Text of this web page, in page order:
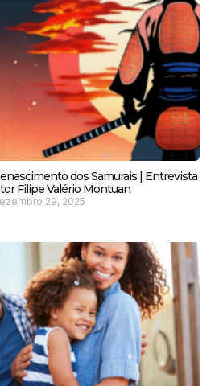
dos Samurais | Entrevista
Filipe Valério Montuan
29, 2025